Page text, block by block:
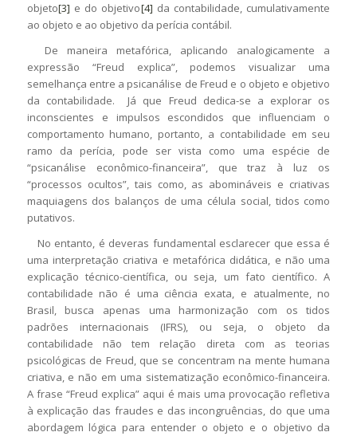
objeto[3] e do objetivo[4] da contabilidade, cumulativamente
ao objeto e ao objetivo da perícia contábil.
De maneira metafórica, aplicando analogicamente a
expressão “Freud explica”, podemos visualizar uma
semelhança entre a psicanálise de Freud e o objeto e objetivo
da contabilidade. Já que Freud dedica-se a explorar os
inconscientes e impulsos escondidos que influenciam o
comportamento humano, portanto, a contabilidade em seu
ramo da perícia, pode ser vista como uma espécie de
“psicanálise econômico-financeira”, que traz à luz os
“processos ocultos”, tais como, as abomináveis e criativas
maquiagens dos balanços de uma célula social, tidos como
putativos.
No entanto, é deveras fundamental esclarecer que essa é
uma interpretação criativa e metafórica didática, e não uma
explicação técnico-científica, ou seja, um fato científico. A
contabilidade não é uma ciência exata, e atualmente, no
Brasil, busca apenas uma harmonização com os tidos
padrões internacionais (IFRS), ou seja, o objeto da
contabilidade não tem relação direta com as teorias
psicológicas de Freud, que se concentram na mente humana
criativa, e não em uma sistematização econômico-financeira.
A frase “Freud explica” aqui é mais uma provocação refletiva
à explicação das fraudes e das incongruências, do que uma
abordagem lógica para entender o objeto e o objetivo da